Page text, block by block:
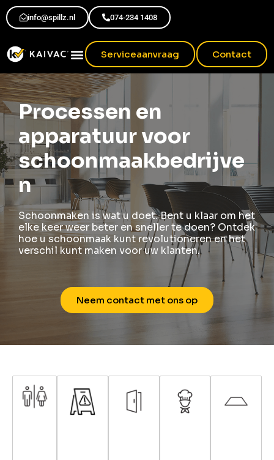
info@spillz.nl 074-234 1408
Serviceaanvraag Contact
Processen en
apparatuur voor
schoonmaakbedrijve
n
Schoonmaken is wat u doet. Bent u klaar om het
elke keer weer beter en sneller te doen? Ontdek
hoe u schoonmaak kunt revolutioneren en het
verschil kunt maken voor uw klanten.
Neem contact met ons op